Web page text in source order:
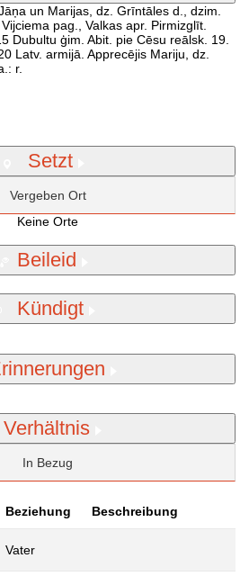
un Marijas, dz. Grīntāles d., dzim.
pag., Valkas apr. Pirmizglīt.
Dubultu ģim. Abit. pie Cēsu reālsk. 19.
Latv. armijā. Apprecējis Mariju, dz.
r.
Setzt
Vergeben Ort
Keine Orte
Beileid
Kündigt
Verhältnis
In Bezug
Beziehung Beschreibung
Vater